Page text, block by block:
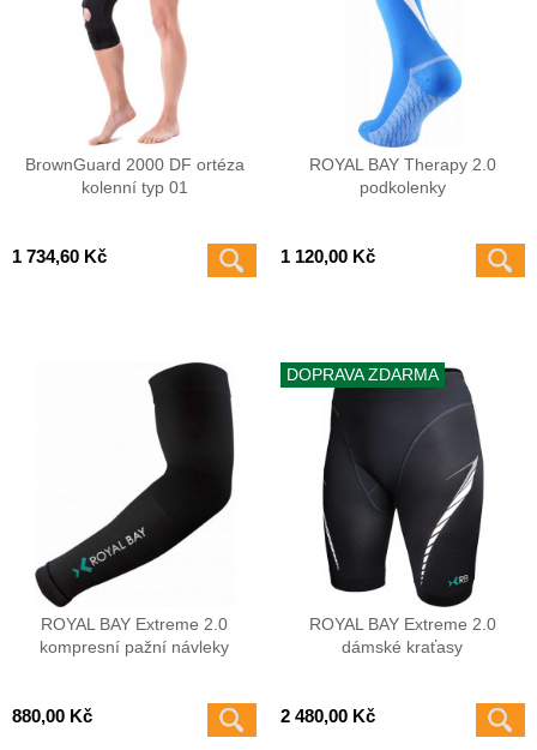
BrownGuard 2000 DF ortéza
kolenní typ 01
1 734,60 Kč
ROYAL BAY Therapy 2.0
podkolenky
1 120,00 Kč
ROYAL BAY Extreme 2.0
kompresní pažní návleky
880,00 Kč
DOPRAVA ZDARMA
ROYAL BAY Extreme 2.0
dámské kraťasy
2 480,00 Kč